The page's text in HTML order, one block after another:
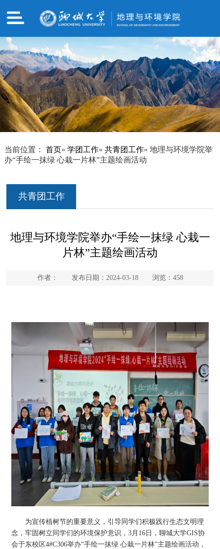
当前位置： 首页» 学团工作» 共青团工作» 地理与环境学院举
办“手绘一抹绿 心栽一片林”主题绘画活动
共青团工作
地理与环境学院举办“手绘一抹绿 心栽一
片林”主题绘画活动
作者： 发布日期：2024-03-18 浏览： 458
为宣传植树节的重要意义，引导同学们积极践行生态文明理
念，牢固树立同学们的环境保护意识，3月16日，聊城大学GIS协
会于东校区4#C306举办“手绘一抹绿 心栽一片林”主题绘画活动，